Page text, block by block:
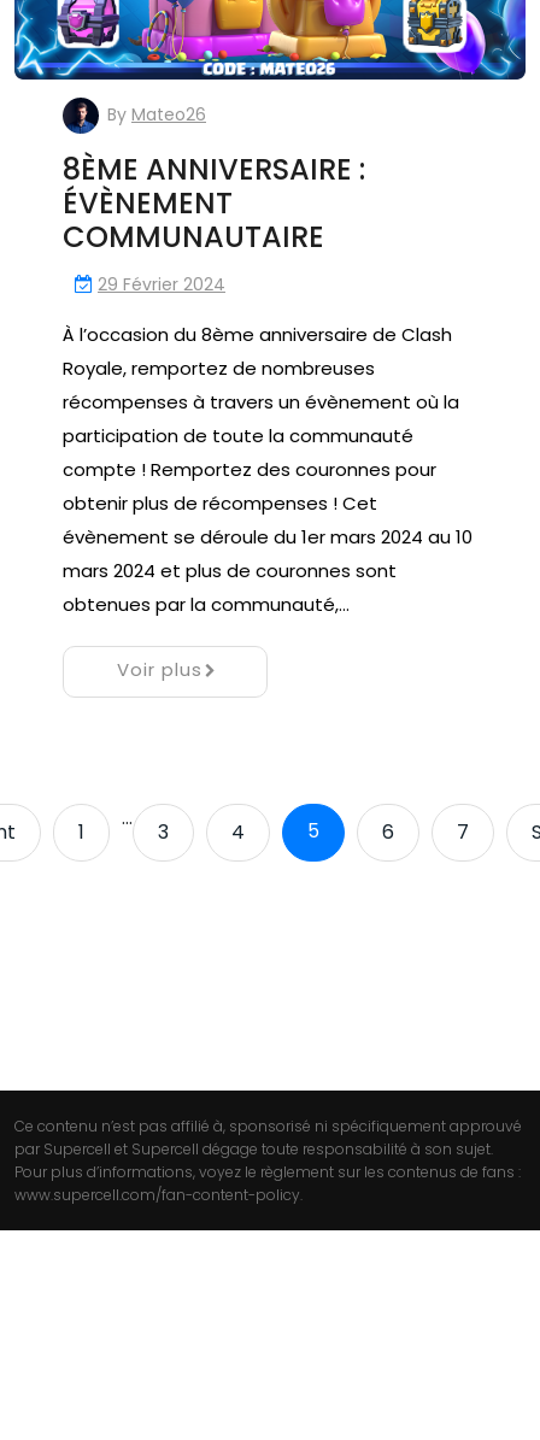
By Mateo26
8ÈME ANNIVERSAIRE :
ÉVÈNEMENT
COMMUNAUTAIRE
29 Février 2024
À l’occasion du 8ème anniversaire de Clash
Royale, remportez de nombreuses
récompenses à travers un évènement où la
participation de toute la communauté
compte ! Remportez des couronnes pour
obtenir plus de récompenses ! Cet
évènement se déroule du 1er mars 2024 au 10
mars 2024 et plus de couronnes sont
obtenues par la communauté,…
Voir plus
1
…
3 4 5 6 7
Ce contenu n’est pas affilié à, sponsorisé ni spécifiquement approuvé
par Supercell et Supercell dégage toute responsabilité à son sujet.
Pour plus d’informations, voyez le règlement sur les contenus de fans :
www.supercell.com/fan-content-policy.